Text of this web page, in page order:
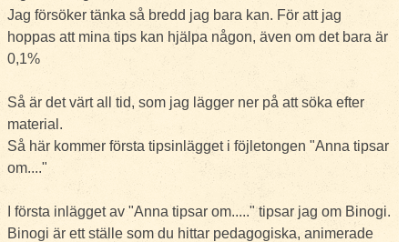
Jag försöker tänka så bredd jag bara kan. För att jag
hoppas att mina tips kan hjälpa någon, även om det bara är
0,1%
Så är det värt all tid, som jag lägger ner på att söka efter
material.
Så här kommer första tipsinlägget i föjletongen "Anna tipsar
om...."
I första inlägget av "Anna tipsar om....." tipsar jag om Binogi.
Binogi är ett ställe som du hittar pedagogiska, animerade